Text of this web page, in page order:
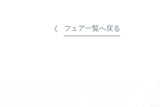
フェア一覧へ戻る